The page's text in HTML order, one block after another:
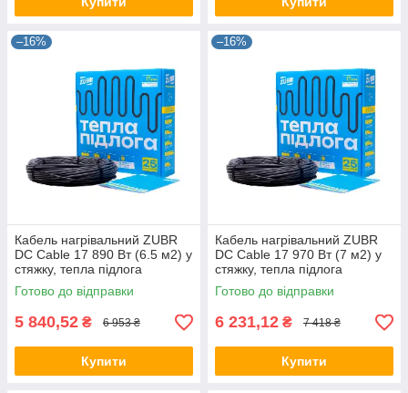
–16%
Кабель нагрівальний ZUBR
DC Cable 17 890 Вт (6.5 м2) у
стяжку, тепла підлога
електрична ZUBR
Готово до відправки
5 840,52 ₴ 6 953 ₴
Купити
–16%
Кабель нагрівальний ZUBR
DC Cable 17 970 Вт (7 м2) у
стяжку, тепла підлога
електрична ZUBR
Готово до відправки
6 231,12 ₴ 7 418 ₴
Купити